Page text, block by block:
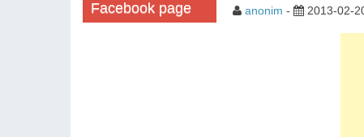
Facebook page
anonim - 2013-02-